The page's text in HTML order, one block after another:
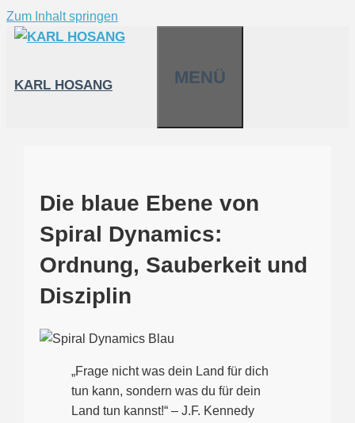
Zum Inhalt springen
KARL HOSANG MENÜ
Die blaue Ebene von
Spiral Dynamics:
Ordnung, Sauberkeit und
Disziplin
„Frage nicht was dein Land für dich
tun kann, sondern was du für dein
Land tun kannst!“ – J.F. Kennedy